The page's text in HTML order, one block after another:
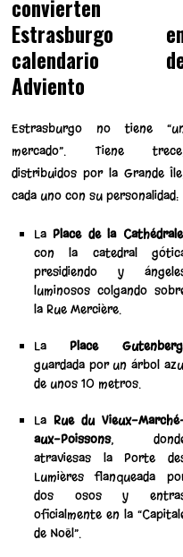
convierten
Estrasburgo
calendario
Adviento
Estrasburgo no tiene
mercado”. Tiene
distribuidos por la Grande
cada uno con su personalidad:
La Place de la Cathédrale
con la catedral
presidiendo y
luminosos colgando
la Rue Mercière.
La Place Gutenberg
guardada por un árbol
de unos 10 metros.
La Rue du Vieux-
aux-Poissons,
atraviesas la Porte
Lumières flanqueada
dos osos y
oficialmente en la
de Noël”.